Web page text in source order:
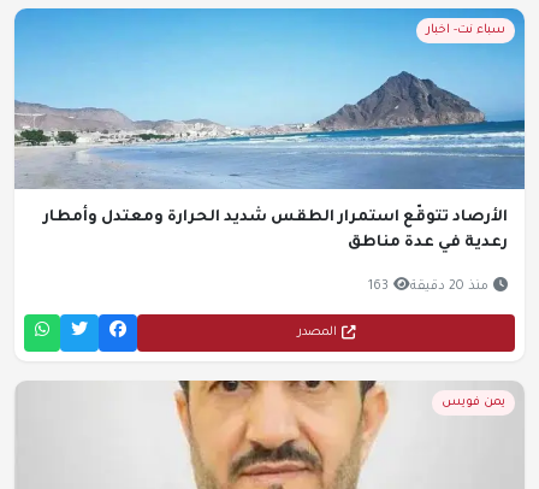
سباء نت- اخبار
الأرصاد تتوقّع استمرار الطقس شديد الحرارة ومعتدل وأمطار
رعدية في عدة مناطق
منذ 20 دقيقة 163
المصدر
يمن فويس